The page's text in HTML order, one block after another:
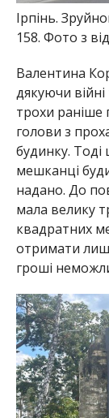
Ірпінь.
158. Фото з
Валентина
дякуючи
трохи раніше
голови з
будинку. Тоді
мешканці
надано. До
мала велику
квадратних
отримати
гроші